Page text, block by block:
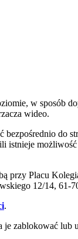
w
wideo.
bezpośrednio do
Placu
12/14, 61-
.
je zablokować lub